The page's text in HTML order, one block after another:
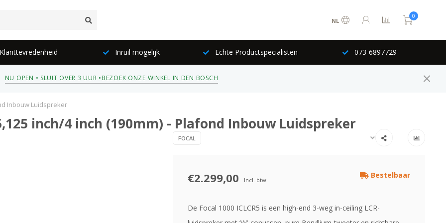
NL
0
Inruil mogelijk Echte Productspecialisten 073-6897729
NU OPEN • SLUIT OVER 3 UUR •BEZOEK ONZE WINKEL IN DEN BOSCH
Inbouw Luidspreker
inch/4 inch (190mm) - Plafond Inbouw Luidspreker
FOCAL
€2.299,00 Incl. btw
Bestelbaar
De Focal 1000 ICLCR5 is een high-end 3-weg in-ceiling LCR-